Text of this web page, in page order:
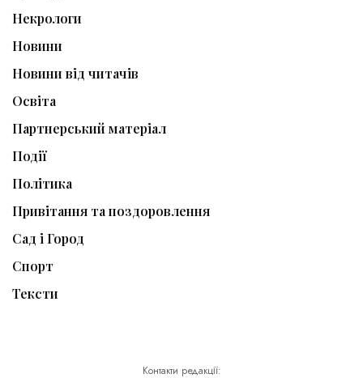
Некрологи
Новини
Новини від читачів
Освіта
Партнерський матеріал
Події
Політика
Привітання та поздоровлення
Сад і Город
Спорт
Тексти
Контакти редакції: